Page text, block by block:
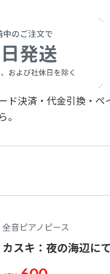
決済・代金引換・ペ
。
全音ピアノピース
カスキ：夜の海辺に